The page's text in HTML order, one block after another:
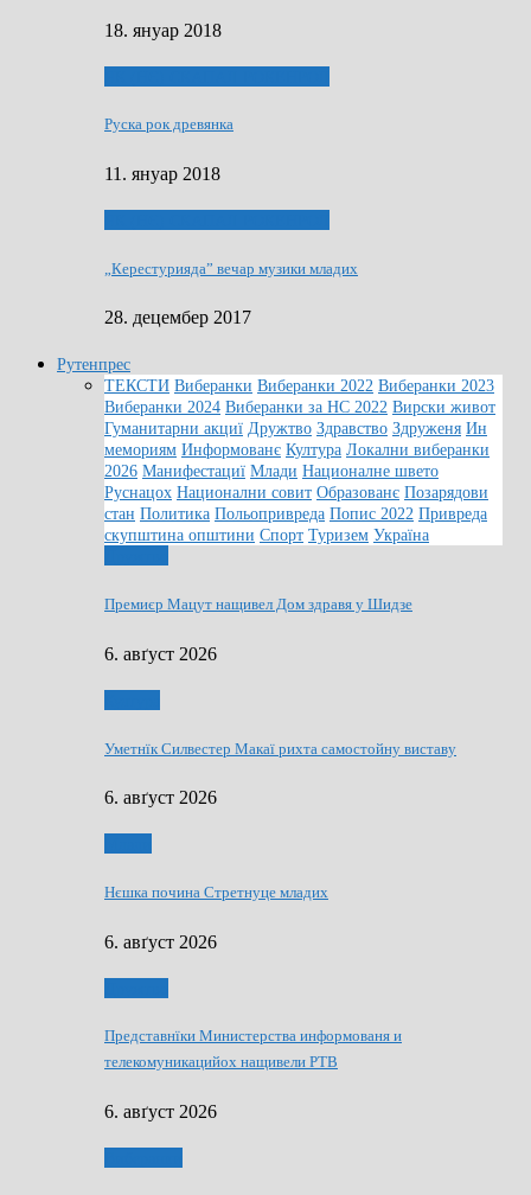
18. януар 2018
Руска рок древянка
11. януар 2018
„Керестурияда” вечар музики младих
28. децембер 2017
Рутенпрес
ТЕКСТИ Виберанки Виберанки 2022 Виберанки 2023
Виберанки 2024 Виберанки за НС 2022 Вирски живот
Гуманитарни акциї Дружтво Здравство Здруженя Ин
мемориям Информованє Култура Локални виберанки
2026 Манифестациї Млади Националне швето
Руснацох Национални совит Образованє Позарядови
стан Политика Польопривреда Попис 2022 Привреда
скупштина општини Спорт Туризем Україна
Премиєр Мацут нащивел Дом здравя у Шидзе
6. авґуст 2026
Уметнїк Силвестер Макаї рихта самостойну виставу
6. авґуст 2026
Нєшка почина Стретнуце младих
6. авґуст 2026
Представнїки Министерства информованя и
телекомуникацийох нащивели РТВ
6. авґуст 2026